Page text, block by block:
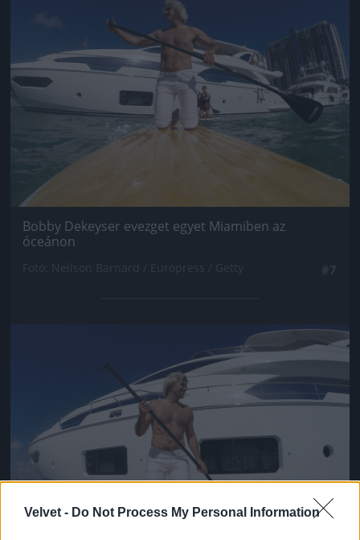
Velvet - Do Not Process My Personal Information
Bobby Dekeyser evezget egyet Miamiben az
óceánon
Jön még kép!